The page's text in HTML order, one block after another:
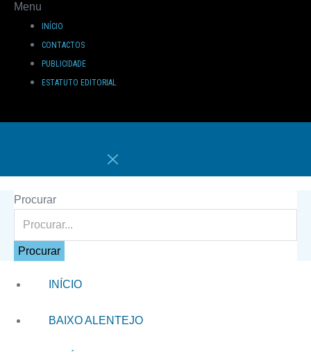
Menu
INÍCIO
CONTACTOS
PUBLICIDADE
ESTATUTO EDITORIAL
Procurar
Procurar
INÍCIO
BAIXO ALENTEJO